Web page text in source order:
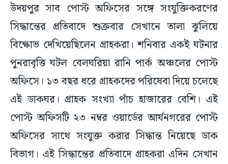
উদয়পুর সাব পোস্ট অফিসের সঙ্গে সংযুক্তিকরণের
সিদ্ধান্তের প্রতিবাদে শুক্রবার সেখানে তালা ঝুলিয়ে
বিক্ষোভ দেখিয়েছিলেন গ্রাহকরা। শনিবার একই ঘটনার
পুনরাবৃত্তি ঘটল বেলঘরিয়া রানি পার্ক অঞ্চলের পোস্ট
অফিসে। ১৩ বছর ধরে গ্রাহকদের পরিষেবা দিয়ে চলেছে
এই ডাকঘর। গ্রাহক সংখ্যা পাঁচ হাজারের বেশি। এই
পোস্ট অফিসটি ২৩ নম্বর ওয়ার্ডের আর্যনগরের পোস্ট
অফিসের সাথে সংযুক্ত করার সিদ্ধান্ত নিয়েছে ডাক
বিভাগ। এই সিদ্ধান্তের প্রতিবাদে গ্রাহকরা এদিন সেখান